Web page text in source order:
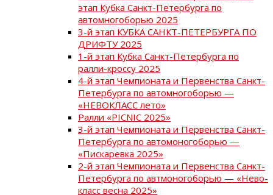
этап Кубка Санкт-Петербурга по
автомногоборью 2025
3-й этап КУБКА САНКТ-ПЕТЕРБУРГА ПО
ДРИФТУ 2025
1-й этап Кубка Санкт-Петербурга по
ралли-кроссу 2025
4-й этап Чемпионата и Первенства Санкт-
Петербурга по автомногоборью —
«НЕВОКЛАСС лето»
Ралли «PICNIC 2025»
3-й этап Чемпионата и Первенства Санкт-
Петербурга по автомоногоборью —
«Пискаревка 2025»
2-й этап Чемпионата и Первенства Санкт-
Петербурга по автмоногоборью — «Нево-
класс весна 2025»